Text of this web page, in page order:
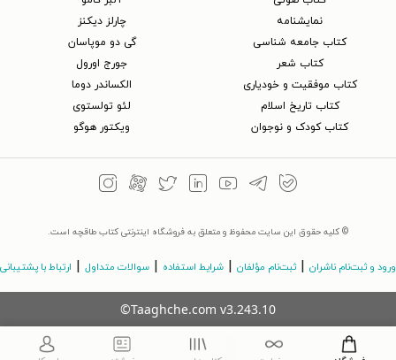
نمایشنامه
کتاب جامعه شناسی
کتاب شعر
کتاب موفقیت و خودیاری
کتاب تاریخ اسلام
کتاب کودک و نوجوان
چارلز دیکنز
گی دو موپاسان
جورج اورول
الکساندر دوما
لئو تولستوی
ویکتور هوگو
© کلیه حقوق این سایت محفوظ و متعلق به فروشگاه اینترنتی کتاب طاقچه است.
ورود و ثبت‌نام ناشران ثبت‌نام مؤلفان شرایط استفاده سوالات متداول ارتباط با پشتیبانی
©Taaghche.com v3.243.10